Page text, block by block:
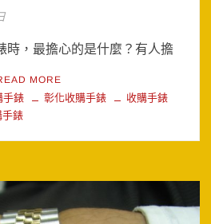
時，最擔心的是什麼？有人擔
MORE
手錶 彰化收購手錶
收購手錶
手錶